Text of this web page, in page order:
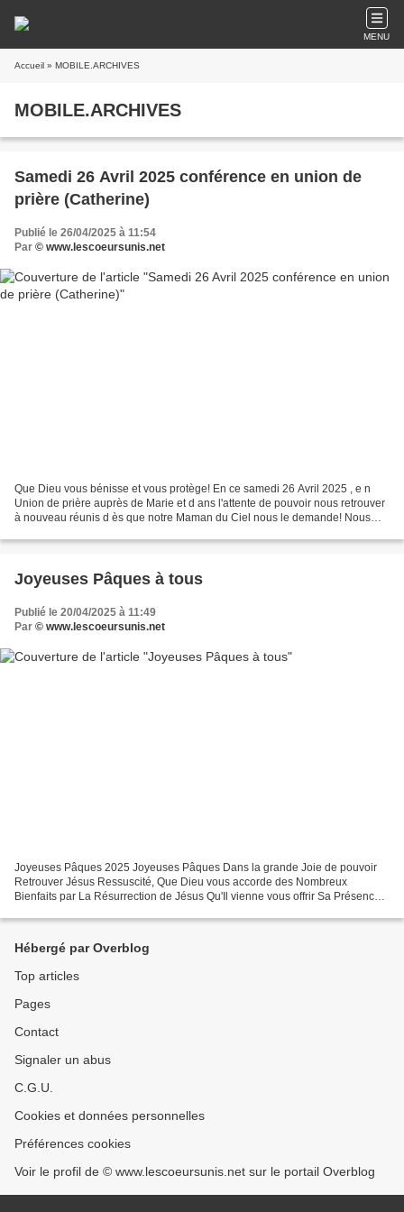
MENU
Accueil » MOBILE.ARCHIVES
MOBILE.ARCHIVES
Samedi 26 Avril 2025 conférence en union de
prière (Catherine)
Publié le 26/04/2025 à 11:54
Par © www.lescoeursunis.net
Que Dieu vous bénisse et vous protège! En ce samedi 26 Avril 2025 , e n
Union de prière auprès de Marie et d ans l'attente de pouvoir nous retrouver
à nouveau réunis d ès que notre Maman du Ciel nous le demande! Nous
Joyeuses Pâques à tous
Publié le 20/04/2025 à 11:49
Par © www.lescoeursunis.net
Joyeuses Pâques 2025 Joyeuses Pâques Dans la grande Joie de pouvoir
Retrouver Jésus Ressuscité, Que Dieu vous accorde des Nombreux
Bienfaits par La Résurrection de Jésus Qu'Il vienne vous offrir Sa Présence
Hébergé par Overblog
Top articles
Pages
Contact
Signaler un abus
C.G.U.
Cookies et données personnelles
Préférences cookies
Voir le profil de © www.lescoeursunis.net sur le portail Overblog